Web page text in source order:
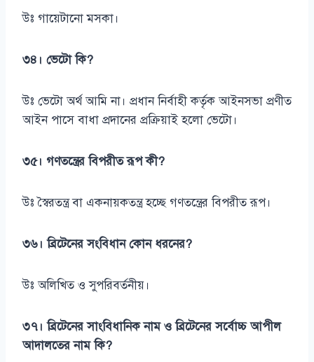
উঃ গায়েটানো মসকা।
৩৪। ভেটো কি?
উঃ ভেটো অর্থ আমি না। প্রধান নির্বাহী কর্তৃক আইনসভা প্রণীত
আইন পাসে বাধা প্রদানের প্রক্রিয়াই হলো ভেটো।
৩৫। গণতন্ত্রের বিপরীত রূপ কী?
উঃ স্বৈরতন্ত্র বা একনায়কতন্ত্র হচ্ছে গণতন্ত্রের বিপরীত রূপ।
৩৬। ব্রিটেনের সংবিধান কোন ধরনের?
উঃ অলিখিত ও সুপরিবর্তনীয়।
৩৭। ব্রিটেনের সাংবিধানিক নাম ও ব্রিটেনের সর্বোচ্চ আপীল
আদালতের নাম কি?